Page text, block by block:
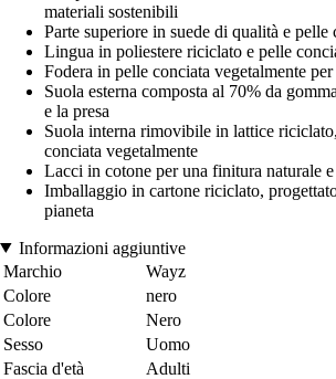
materiali sostenibili
Parte superiore in suede di qualità e pelle
Lingua in poliestere riciclato e pelle
Fodera in pelle conciata vegetalmente
Suola esterna composta al 70% da
e la presa
Suola interna rimovibile in lattice
conciata vegetalmente
Lacci in cotone per una finitura naturale e
Imballaggio in cartone riciclato,
pianeta
Informazioni aggiuntive
Marchio
Wayz
Colore
nero
Colore
Nero
Sesso
Uomo
Fascia d'età
Adulti